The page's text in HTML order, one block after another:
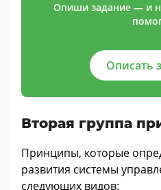
Опиши задание — и
Описать
Вторая группа
Принципы, которые
развития системы
следующих видов: